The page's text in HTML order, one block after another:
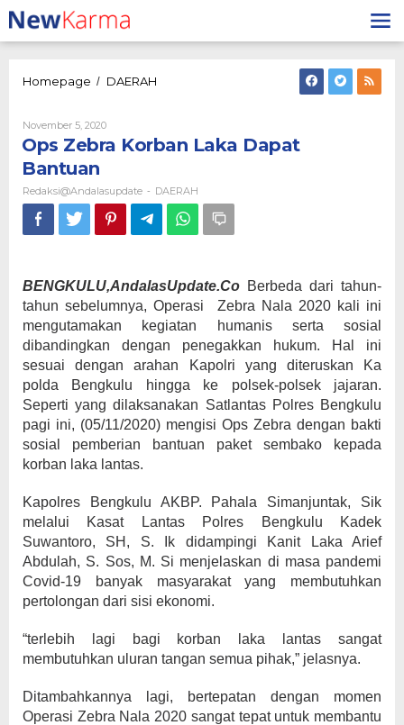
Lewati
ke
konten
Homepage / DAERAH
Dapat
November 5, 2020Oleh
Redaksi@andalasupdate
Ops Zebra Korban Laka Dapat
Bantuan
Redaksi@andalasupdate - DAERAH
BENGKULU,AndalasUpdate.Co Berbeda dari tahun-
tahun sebelumnya, Operasi Zebra Nala 2020 kali ini
mengutamakan kegiatan humanis serta sosial
dibandingkan dengan penegakkan hukum. Hal ini
sesuai dengan arahan Kapolri yang diteruskan Ka
polda Bengkulu hingga ke polsek-polsek jajaran.
Seperti yang dilaksanakan Satlantas Polres Bengkulu
pagi ini, (05/11/2020) mengisi Ops Zebra dengan bakti
sosial pemberian bantuan paket sembako kepada
korban laka lantas.
Kapolres Bengkulu AKBP. Pahala Simanjuntak, Sik
melalui Kasat Lantas Polres Bengkulu Kadek
Suwantoro, SH, S. Ik didampingi Kanit Laka Arief
Abdulah, S. Sos, M. Si menjelaskan di masa pandemi
Covid-19 banyak masyarakat yang membutuhkan
pertolongan dari sisi ekonomi.
“terlebih lagi bagi korban laka lantas sangat
membutuhkan uluran tangan semua pihak,” jelasnya.
Ditambahkannya lagi, bertepatan dengan momen
Operasi Zebra Nala 2020 sangat tepat untuk membantu